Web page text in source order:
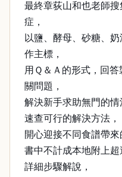
最終章荻山和也老師
症，
以鹽、酵母、砂糖、
作主標，
用Ｑ＆Ａ的形式，回
關問題，
解決新手求助無門的情
速查可行的解決方法，
開心迎接不同食譜帶來
書中不計成本地附上
詳細步驟解說，